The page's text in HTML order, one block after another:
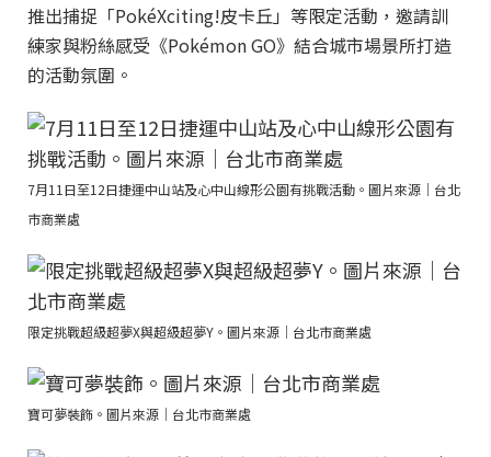
推出捕捉「PokéXciting!皮卡丘」等限定活動，邀請訓
練家與粉絲感受《Pokémon GO》結合城市場景所打造
的活動氛圍。
7月11日至12日捷運中山站及心中山線形公園有挑戰活動。圖片來源｜台北
市商業處
限定挑戰超級超夢X與超級超夢Y。圖片來源｜台北市商業處
寶可夢裝飾。圖片來源｜台北市商業處